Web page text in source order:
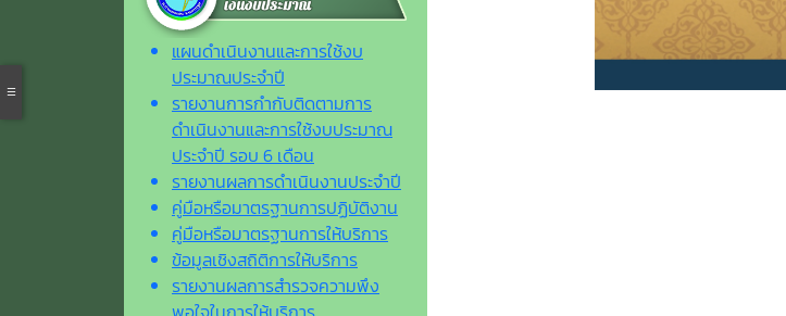
แผนดำเนินงานและการใช้งบ
ประมาณประจำปี
รายงานการกำกับติดตามการ
ดำเนินงานและการใช้งบประมาณ
ประจำปี รอบ 6 เดือน
รายงานผลการดำเนินงานประจำปี
คู่มือหรือมาตรฐานการปฏิบัติงาน
คู่มือหรือมาตรฐานการให้บริการ
ข้อมูลเชิงสถิติการให้บริการ
รายงานผลการสำรวจความพึง